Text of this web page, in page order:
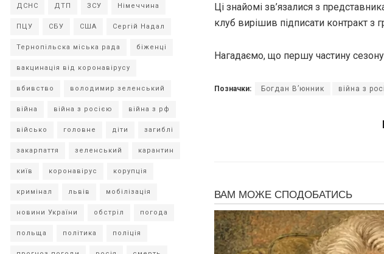
Ці знайомі зв’язалися з
клуб вирішив підписати контракт з
Нагадаємо, що першу частину
Позначки: Богдан В’юнник війна з
ДСНС ДТП ЗСУ Німеччина
ПЦУ СБУ США Сергій Надал
Тернопільска міська рада біженці
вакцинація від коронавірусу
вбивство володимир зеленський
війна війна з росією війна з рф
військо головне діти загиблі
закарпаття зеленський карантин
київ коронавірус корупція
кримінал львів мобілізація
новини України обстріл погода
польща політика поліція